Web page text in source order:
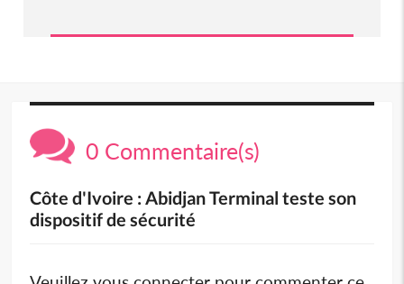
0 Commentaire(s)
Côte d'Ivoire : Abidjan Terminal teste son
dispositif de sécurité